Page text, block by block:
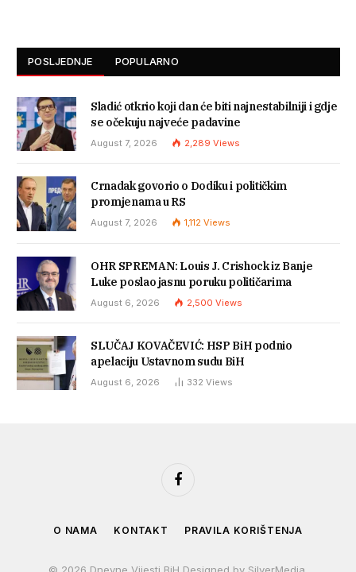
POSLJEDNJE POPULARNO
Sladić otkrio koji dan će biti najnestabilniji i gdje
se očekuju najveće padavine
August 7, 2026 2,289 Views
Crnadak govorio o Dodiku i političkim
promjenama u RS
August 7, 2026 1,112 Views
OHR SPREMAN: Louis J. Crishock iz Banje
Luke poslao jasnu poruku političarima
August 6, 2026 2,500 Views
SLUČAJ KOVAČEVIĆ: HSP BiH podnio
apelaciju Ustavnom sudu BiH
August 6, 2026 332 Views
Facebook
O NAMA KONTAKT PRAVILA KORIŠTENJA